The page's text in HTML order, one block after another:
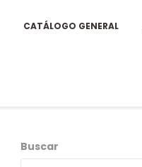
CATÁLOGO GENERAL
Buscar